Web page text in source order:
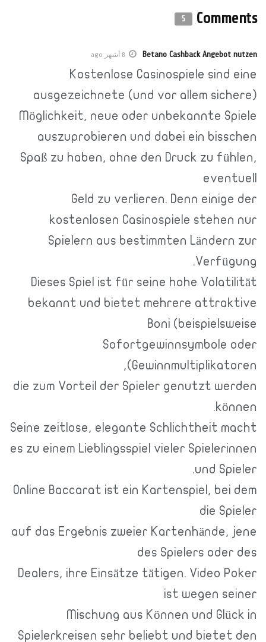
Comments
5
Betano Cashback Angebot nutzen 8 أشهر ago
Kostenlose Casinospiele sind eine
ausgezeichnete (und vor allem sichere)
Möglichkeit, neue oder unbekannte Spiele
auszuprobieren und dabei ein bisschen
Spaß zu haben, ohne den Druck zu fühlen,
eventuell
Geld zu verlieren. Denn einige der
kostenlosen Casinospiele stehen nur
Spielern aus bestimmten Ländern zur
Verfügung.
Dieses Spiel ist für seine hohe Volatilität
bekannt und bietet mehrere attraktive
Boni (beispielsweise
Sofortgewinnsymbole oder
Gewinnmultiplikatoren),
die zum Vorteil der Spieler genutzt werden
können.
Seine zeitlose, elegante Schlichtheit macht
es zu einem Lieblingsspiel vieler Spielerinnen
und Spieler.
Online Baccarat ist ein Kartenspiel, bei dem
die Spieler
auf das Ergebnis zweier Kartenhände, jene
des Spielers oder des
Dealers, ihre Einsätze tätigen. Video Poker
ist wegen seiner
Mischung aus Können und Glück in
Spielerkreisen sehr beliebt und bietet den